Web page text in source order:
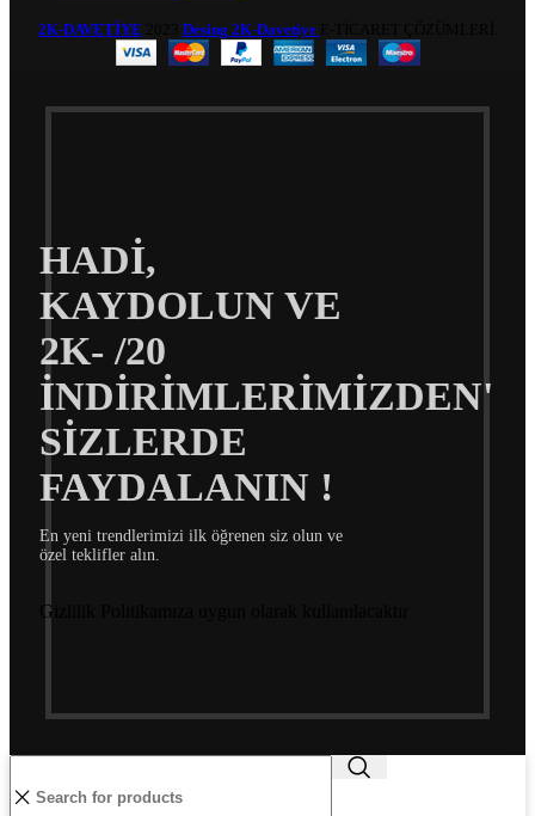
2K-DAVETİYE Desing 2K-Davetiye
HADİ,
KAYDOLUN VE
2K- /20
İNDİRİMLERİMİZDEN'
SİZLERDE
FAYDALANIN !
En yeni trendlerimizi ilk öğrenen siz olun ve
özel teklifler alın.
Gizlilik Politikamıza uygun olarak kullanılacaktır